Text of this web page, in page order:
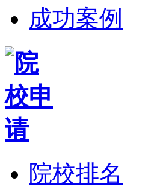
成功案例
院校排名